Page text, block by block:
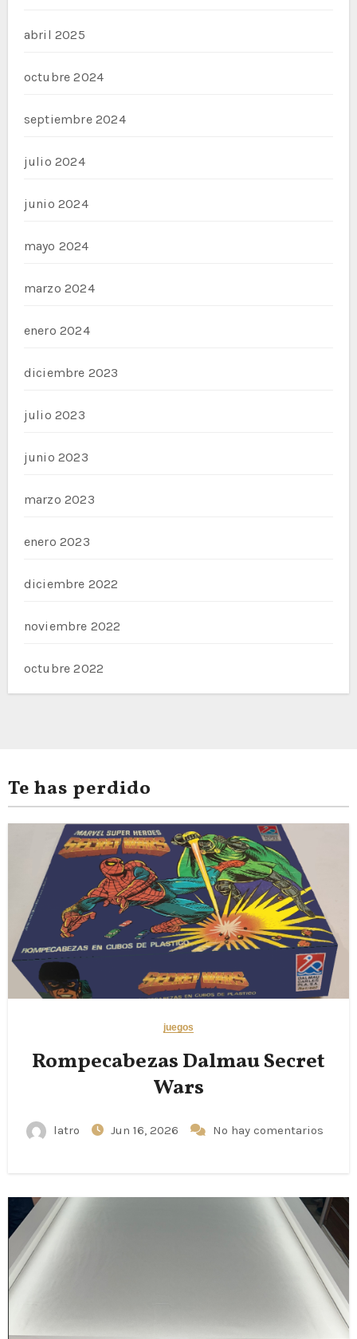
abril 2025
octubre 2024
septiembre 2024
julio 2024
junio 2024
mayo 2024
marzo 2024
enero 2024
diciembre 2023
julio 2023
junio 2023
marzo 2023
enero 2023
diciembre 2022
noviembre 2022
octubre 2022
Te has perdido
juegos
Rompecabezas Dalmau Secret
Wars
latro Jun 16, 2026 No hay comentarios